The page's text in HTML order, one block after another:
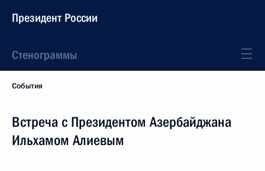
Президент России
Стенограммы
События
Встреча с Президентом Азербайджана
Ильхамом Алиевым